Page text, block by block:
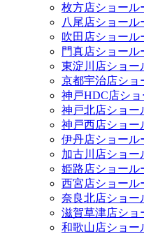
枚方店ショール
八尾店ショール
吹田店ショール
門真店ショール
東淀川店ショー
京都宇治店ショ
神戸HDC店ショ
神戸北店ショー
神戸西店ショー
伊丹店ショール
加古川店ショー
姫路店ショール
西宮店ショール
奈良北店ショー
滋賀草津店ショ
和歌山店ショー